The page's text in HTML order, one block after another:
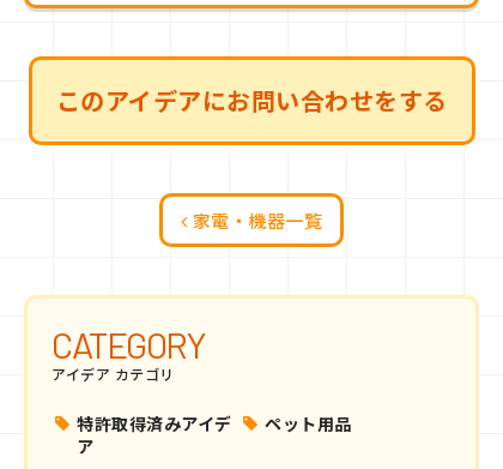
このアイデアにお問い合わせをする
家電・機器一覧
CATEGORY
アイデア カテゴリ
特許取得済みアイデ
ア
ペット用品